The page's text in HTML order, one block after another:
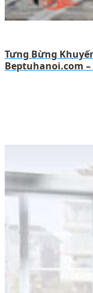
Tưng Bừng
Beptuhanoi.com –